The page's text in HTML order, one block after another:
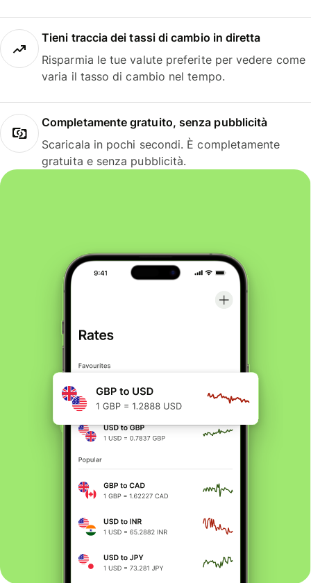
Tieni traccia dei tassi di cambio in diretta
Risparmia le tue valute preferite per vedere come
varia il tasso di cambio nel tempo.
Completamente gratuito, senza pubblicità
Scaricala in pochi secondi. È completamente
gratuita e senza pubblicità.